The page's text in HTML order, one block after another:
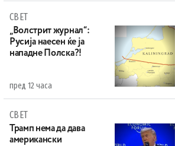
СВЕТ
„Волстрит журнал“:
Русија наесен ќе ја
нападне Полска?!
пред 12 часа
СВЕТ
Трамп нема да дава
американски